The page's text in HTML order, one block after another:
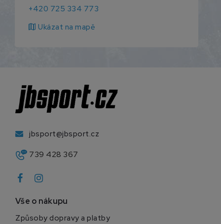
+420 725 334 773
map Ukázat na mapě
jbsport@jbsport.cz
739 428 367
Vše o nákupu
Způsoby dopravy a platby